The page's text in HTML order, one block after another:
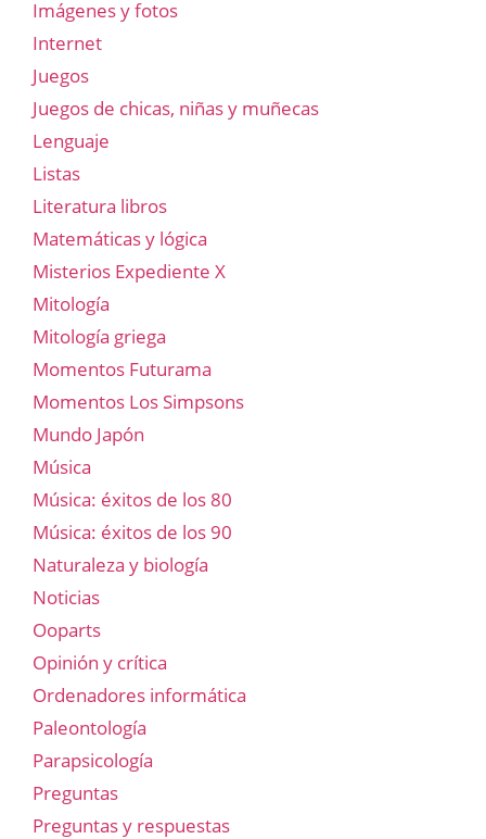
Imágenes y fotos
Internet
Juegos
Juegos de chicas, niñas y muñecas
Lenguaje
Listas
Literatura libros
Matemáticas y lógica
Misterios Expediente X
Mitología
Mitología griega
Momentos Futurama
Momentos Los Simpsons
Mundo Japón
Música
Música: éxitos de los 80
Música: éxitos de los 90
Naturaleza y biología
Noticias
Ooparts
Opinión y crítica
Ordenadores informática
Paleontología
Parapsicología
Preguntas
Preguntas y respuestas